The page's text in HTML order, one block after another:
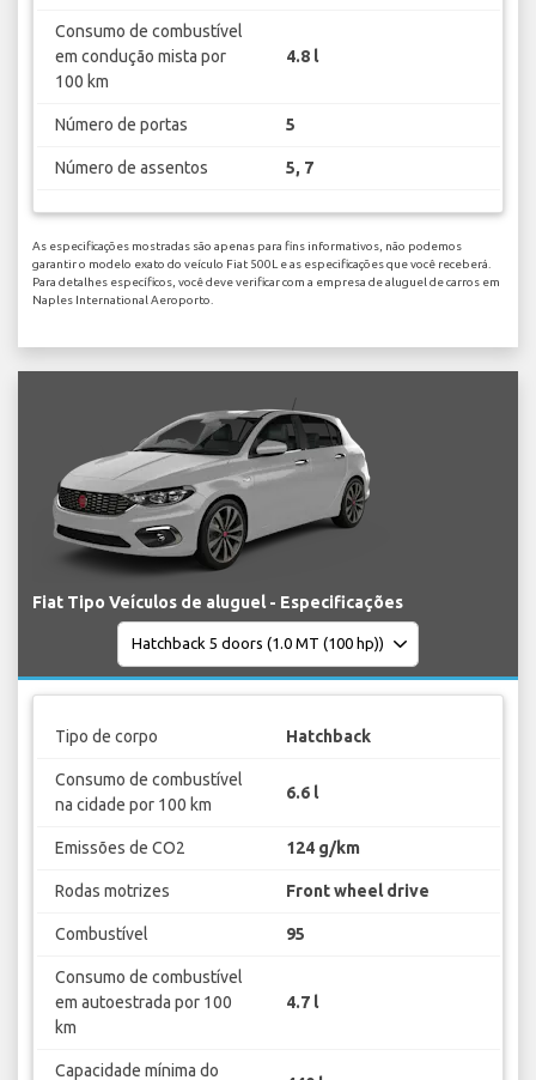
Consumo de combustível
em condução mista por
100 km
4.8 l
Número de portas 5
Número de assentos 5, 7
As especificações mostradas são apenas para fins informativos, não podemos
garantir o modelo exato do veículo Fiat 500L e as especificações que você receberá.
Para detalhes específicos, você deve verificar com a empresa de aluguel de carros em
Naples International Aeroporto.
Fiat Tipo Veículos de aluguel - Especificações
Tipo de corpo Hatchback
Consumo de combustível
na cidade por 100 km
6.6 l
Emissões de CO2 124 g/km
Rodas motrizes Front wheel drive
Combustível 95
Consumo de combustível
em autoestrada por 100
km
4.7 l
Capacidade mínima do